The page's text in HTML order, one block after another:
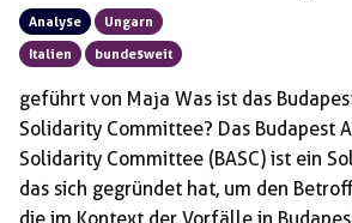
Analyse
Ungarn
Italien
bundesweit
geführt von Maja Was ist das
Solidarity Committee? Das Budapest
Solidarity Committee (BASC) ist ein
das sich gegründet hat, um den